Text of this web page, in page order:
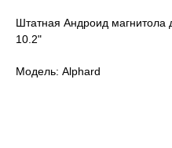
Штатная Андроид магнитола
10.2"
Модель: Alphard